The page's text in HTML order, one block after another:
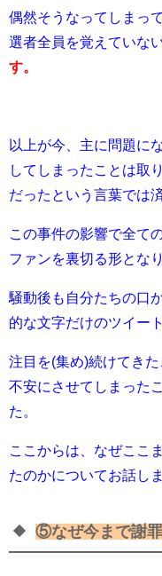
偶然そうなってしまっ
選者全員を覚えていな
す。
以上が今、主に問題に
してしまったことは取
だったという言葉では
この事件の影響で全て
ファンを裏切る形とな
騒動後も自分たちの口
的な文字だけのツイー
注目を(集め)続けてき
不安にさせてしまった
た。
ここからは、なぜここ
たのかについてお話しま
⑤なぜ今まで謝